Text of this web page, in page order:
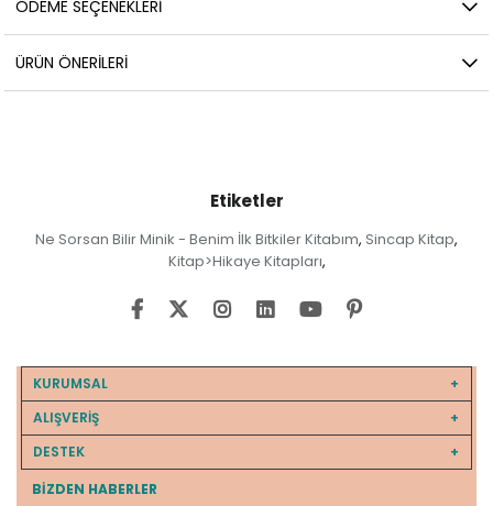
ÖDEME SEÇENEKLERI
ÜRÜN ÖNERILERI
Etiketler
Ne Sorsan Bilir Minik - Benim İlk Bitkiler Kitabım, Sincap Kitap,
Kitap>Hikaye Kitapları,
KURUMSAL
ALIŞVERİŞ
DESTEK
BIZDEN HABERLER